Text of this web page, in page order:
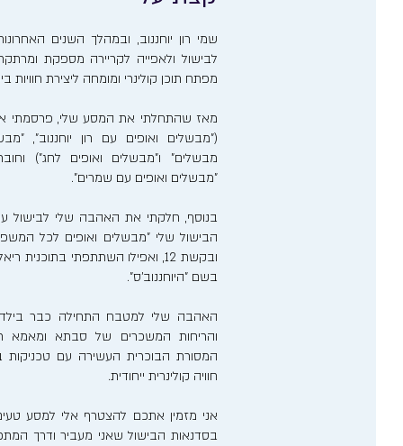
שמי רון יוחננוב, ובמהלך השנים
לבישול ולאפייה לקריירה מספקת
מפתח תוכן קולינרי ומומחה ליצירת חוויות
מאז שהתחלתי את המסע שלי, פרסמתי
("מבשלים ואופים עם רון יוחננוב",
מבשלים" ו"מבשלים ואופים לחג")
"מבשלים ואופים עם שמרים".
בנוסף, חלקתי את האהבה שלי לבישול
הבישול שלי "מבשלים ואופים לכל
ובקשת 12, ואפילו השתתפתי
בשם "היוחננוב'ס".
האהבה שלי למטבח התחילה כבר
והריחות המשכרים של סבתא ומאמא
המסורת הבוכרית העשירה עם טכניקות
חוויה קולינרית ייחודית.
אני מזמין אתכם להצטרף אלי למסע
בסדנאות הבישול שאני מעביר ודרך